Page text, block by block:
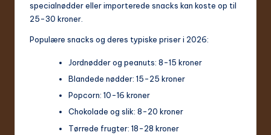
specialnødder eller importerede snacks kan koste op til
25-30 kroner.
Populære snacks og deres typiske priser i 2026:
Jordnødder og peanuts: 8-15 kroner
Blandede nødder: 15-25 kroner
Popcorn: 10-16 kroner
Chokolade og slik: 8-20 kroner
Tørrede frugter: 18-28 kroner